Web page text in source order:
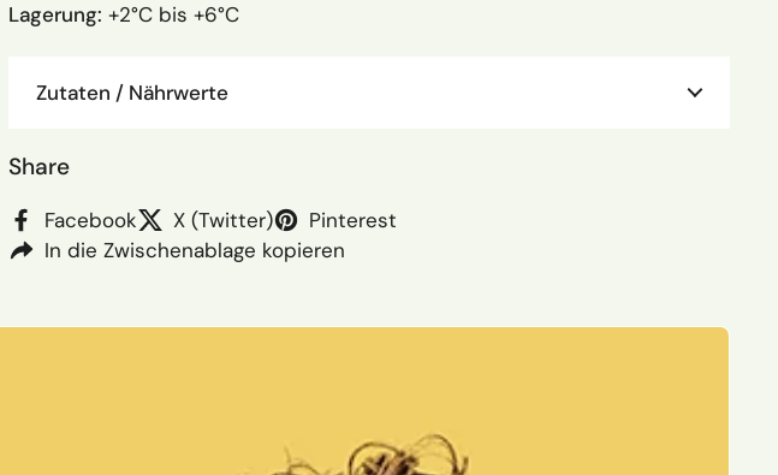
Lagerung: +2°C bis +6°C
Zutaten / Nährwerte
Share
Facebook X (Twitter)
Pinterest
In die Zwischenablage kopieren